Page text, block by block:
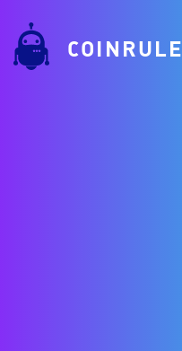
COINRULE